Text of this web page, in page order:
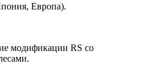
Европа).
модификации RS со